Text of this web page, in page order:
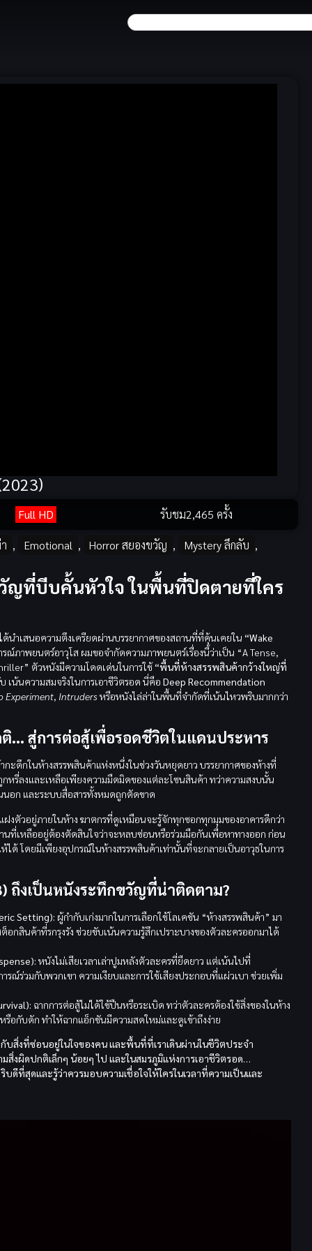
Full HD รับชม2,465 ครั้ง
, Emotional , Horror สยองขวัญ , Mystery ลึกลับ ,
ญที่บีบคั้นหัวใจ ในพื้นที่ปิดตายที่ใคร
ำเสนอความตึงเครียดผ่านบรรยากาศของสถานที่ที่คุ้นเคยใน “Wake
ณ์ภาพยนตร์อาวุโส ผมขอจำกัดความภาพยนตร์เรื่องนี้ว่าเป็น “A Tense,
ตัวหนังมีความโดดเด่นในการใช้“พื้นที่ห้างสรรพสินค้ากว้างใหญ่ที่
เน้นความสมจริงในการเอาชีวิตรอด นี่คือ Deep Recommendation
Experiment, Intruders หรือหนังไล่ล่าในพื้นที่จำกัดที่เน้นไหวพริบมากกว่า
… สู่การต่อสู้เพื่อรอดชีวิตในแดนประหาร
ะดึกในห้างสรรพสินค้าแห่งหนึ่งในช่วงวันหยุดยาว บรรยากาศของห้างที่
หรี่ลงและเหลือเพียงความมืดมิดของแต่ละโซนสินค้า ทว่าความสงบนั้น
นอก และระบบสื่อสารทั้งหมดถูกตัดขาด
งตัวอยู่ภายในห้าง ฆาตกรที่ดูเหมือนจะรู้จักทุกซอกทุกมุมของอาคารดีกว่า
นที่เหลืออยู่ต้องตัดสินใจว่าจะหลบซ่อนหรือร่วมมือกันเพื่อหาทางออก ก่อน
ด้ โดยมีเพียงอุปกรณ์ในห้างสรรพสินค้าเท่านั้นที่จะกลายเป็นอาวุธในการ
ถึงเป็นหนังระทึกขวัญที่น่าติดตาม?
Setting): ผู้กำกับเก่งมากในการเลือกใช้โลเคชัน “ห้างสรรพสินค้า” มา
กสินค้าที่รกรุงรัง ช่วยขับเน้นความรู้สึกเปราะบางของตัวละครออกมาได้
หนังไม่เสียเวลาเล่าปูมหลังตัวละครที่ยืดยาว แต่เน้นไปที่
ณ์ร่วมกับพวกเขา ความเงียบและการใช้เสียงประกอบที่แผ่วเบา ช่วยเพิ่ม
ฉากการต่อสู้ไม่ได้ใช้ปืนหรือระเบิด ทว่าตัวละครต้องใช้สิ่งของในห้าง
รือกับดัก ทำให้ฉากแอ็กชันมีความสดใหม่และดูเข้าถึงง่าย
บสิ่งที่ซ่อนอยู่ในใจของคน และพื้นที่ที่เราเดินผ่านในชีวิตประจำ
งผิดปกติเล็กๆ น้อยๆ ไป และในสมรภูมิแห่งการเอาชีวิตรอด…
ที่สุดและรู้ว่าควรมอบความเชื่อใจให้ใครในเวลาที่ความเป็นและ